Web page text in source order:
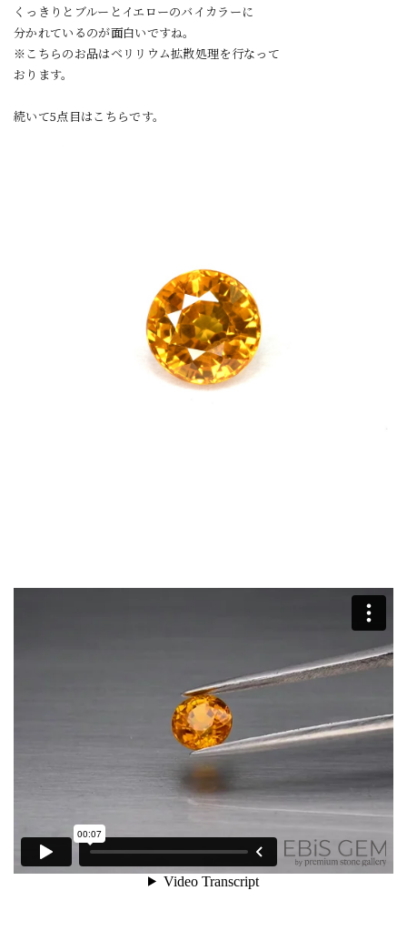
くっきりとブルーとイエローのバイカラーに
分かれているのが面白いですね。
※こちらのお品はベリリウム拡散処理を行なって
おります。
続いて5点目はこちらです。